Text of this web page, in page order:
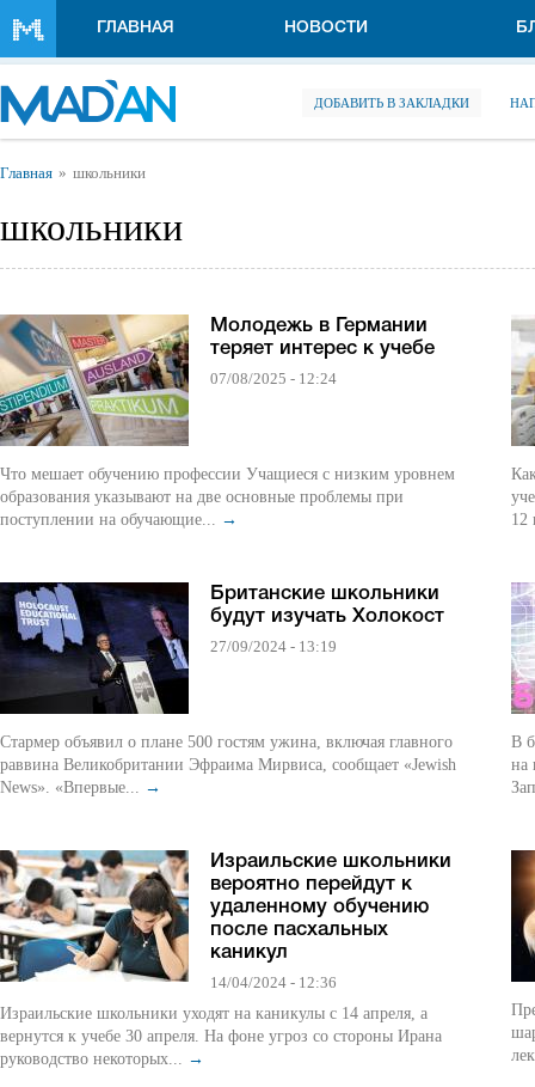
ГЛАВНАЯ НОВОСТИ
ДОБАВИТЬ В ЗАКЛАДКИ
Вы здесь
Главная школьники
школьники
Молодежь в Германии
теряет интерес к учебе
07/08/2025 - 12:24
Что мешает обучению профессии Учащиеся с низким уровнем
образования указывают на две основные проблемы при
поступлении на обучающие... →
Британские школьники
будут изучать Холокост
27/09/2024 - 13:19
Стармер объявил о плане 500 гостям ужина, включая главного
раввина Великобритании Эфраима Мирвиса, сообщает «Jewish
News». «Впервые... →
Израильские школьники
вероятно перейдут к
удаленному обучению
после пасхальных
каникул
14/04/2024 - 12:36
Израильские школьники уходят на каникулы с 14 апреля, а
вернутся к учебе 30 апреля. На фоне угроз со стороны Ирана
руководство некоторых...
→
Как
12
В
на